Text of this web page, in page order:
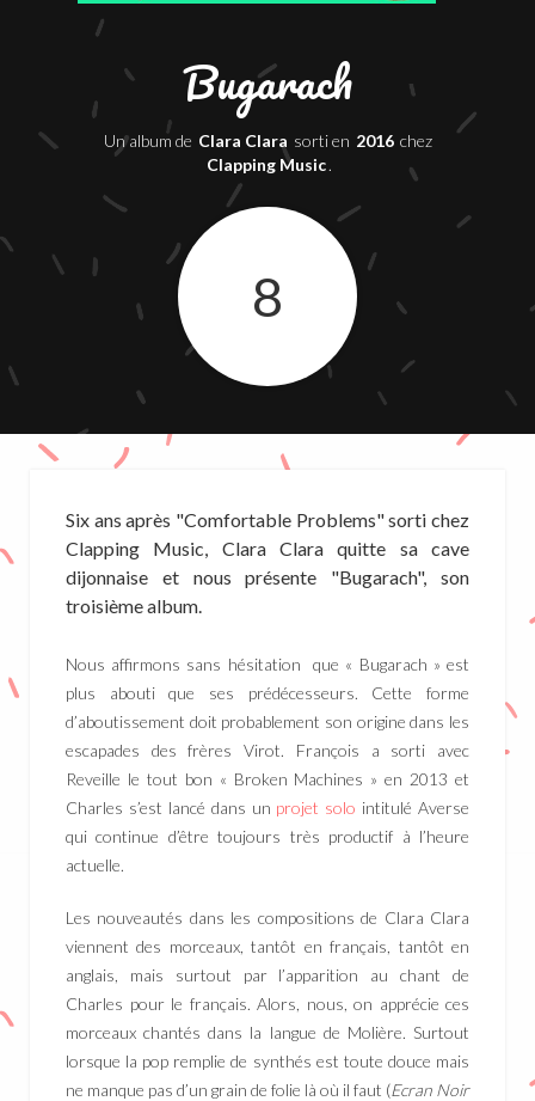
Bugarach
Un album de Clara Clara sorti en 2016 chez
Clapping Music .
8
Six ans après "Comfortable Problems" sorti chez
Clapping Music, Clara Clara quitte sa cave
dijonnaise et nous présente "Bugarach", son
troisième album.
Nous affirmons sans hésitation que « Bugarach » est
plus abouti que ses prédécesseurs. Cette forme
d’aboutissement doit probablement son origine dans les
escapades des frères Virot. François a sorti avec
Reveille le tout bon « Broken Machines » en 2013 et
Charles s’est lancé dans un projet solo intitulé Averse
qui continue d’être toujours très productif à l’heure
actuelle.
Les nouveautés dans les compositions de Clara Clara
viennent des morceaux, tantôt en français, tantôt en
anglais, mais surtout par l’apparition au chant de
Charles pour le français. Alors, nous, on apprécie ces
morceaux chantés dans la langue de Molière. Surtout
lorsque la pop remplie de synthés est toute douce mais
ne manque pas d’un grain de folie là où il faut (Ecran Noir